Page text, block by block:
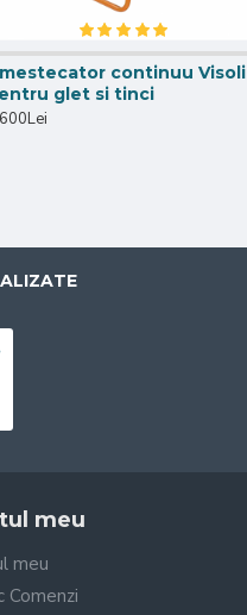
continuu Visoli
glet si tinci
meu
meu
Comenzi